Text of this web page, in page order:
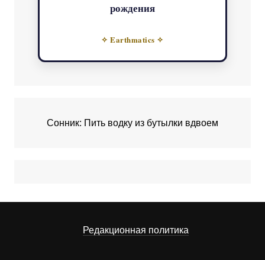
рождения
✧ Earthmatics ✧
Сонник: Пить водку из бутылки вдвоем
Редакционная политика